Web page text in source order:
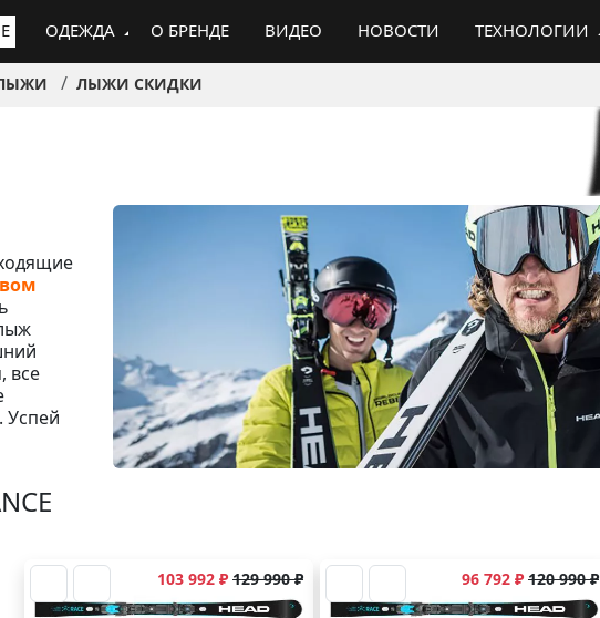
ОДЕЖДА О БРЕНДЕ ВИДЕО НОВОСТИ ТЕХНОЛОГИИ
ЛЫЖИ СКИДКИ
все
Успей
103 992 ₽ 129 990 ₽ 96 792 ₽ 120 990 ₽